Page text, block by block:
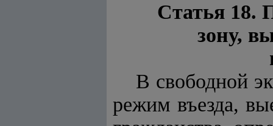
Статья 18.
зону,
В свободной
режим въезда,